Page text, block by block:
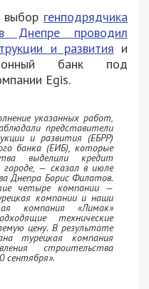
генподрядчика
Днепре проводил
и развития и
банк под
Egis.
указанных работ,
представители
и развития (ЕБРР)
банка (ЕИБ), которые
выделили кредит
— сказал в июле
Днепра Борис Филатов.
четыре компании —
компании и наши
компания «Лимак»
технические
цену. В результате
турецкая компания
строительства
сентября».